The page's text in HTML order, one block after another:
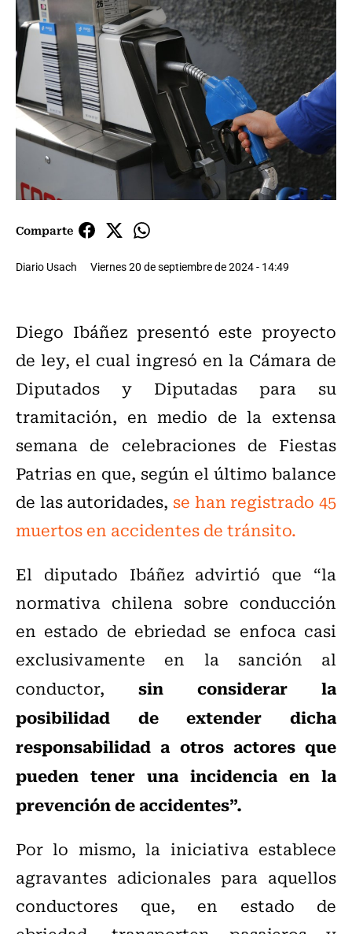
Comparte
Diario Usach Viernes 20 de septiembre de 2024 - 14:49
Diego Ibáñez presentó este proyecto
de ley, el cual ingresó en la Cámara de
Diputados y Diputadas para su
tramitación, en medio de la extensa
semana de celebraciones de Fiestas
Patrias en que, según el último balance
de las autoridades, se han registrado 45
muertos en accidentes de tránsito.
El diputado Ibáñez advirtió que “la
normativa chilena sobre conducción
en estado de ebriedad se enfoca casi
exclusivamente en la sanción al
conductor, sin considerar la
posibilidad de extender dicha
responsabilidad a otros actores que
pueden tener una incidencia en la
prevención de accidentes”.
Por lo mismo, la iniciativa establece
agravantes adicionales para aquellos
conductores que, en estado de